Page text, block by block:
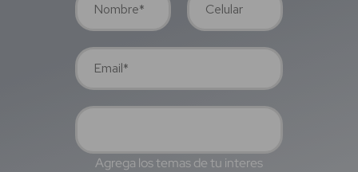
Agrega los temas de tu interes